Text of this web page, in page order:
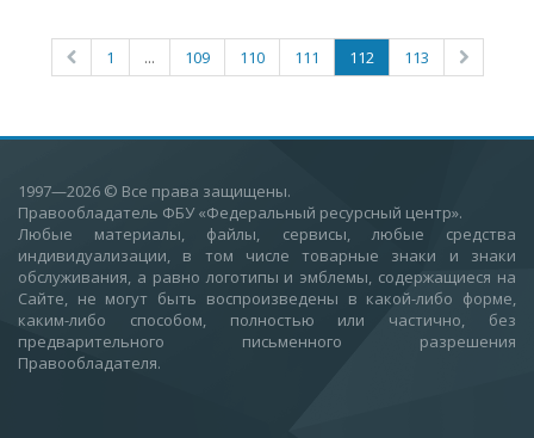
1 ... 109 110 111 112 113
1997—2026 © Все права защищены.
Правообладатель ФБУ «Федеральный ресурсный центр».
Любые материалы, файлы, сервисы, любые средства
индивидуализации, в том числе товарные знаки и знаки
обслуживания, а равно логотипы и эмблемы, содержащиеся на
Сайте, не могут быть воспроизведены в какой-либо форме,
каким-либо способом, полностью или частично, без
предварительного письменного разрешения
Правообладателя.